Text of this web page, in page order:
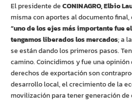
El presidente deCONINAGRO, Elbio
misma con aportes al documento
“uno de los ejes más importante fue
tengamos liberados los mercados; a
se están dando los primeros pasos.
camino. Coincidimos y fue una
derechos de exportación son
desarrollo local, el crecimiento de la
movilización para tener generación de